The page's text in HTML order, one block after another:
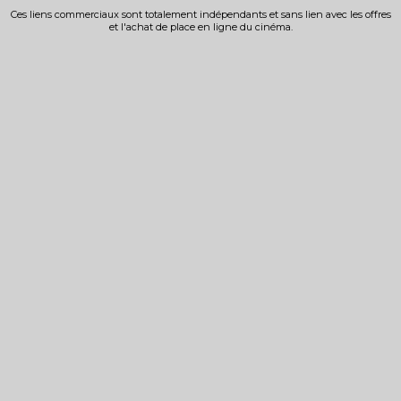
Ces liens commerciaux sont totalement indépendants et sans lien avec les offres
et l'achat de place en ligne du cinéma.